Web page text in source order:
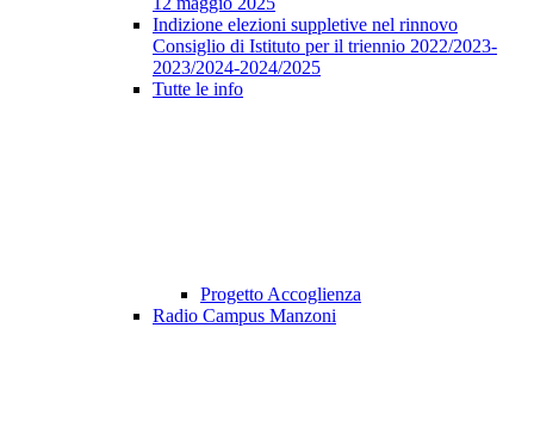
Indizione elezioni suppletive nel rinnovo
Consiglio di Istituto per il triennio 2022/2023-
2023/2024-2024/2025
Tutte le info
Progetto Accoglienza
Radio Campus Manzoni